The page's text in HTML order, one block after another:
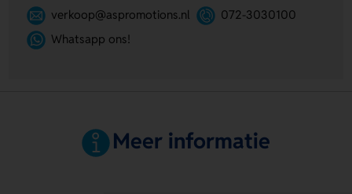
verkoop@aspromotions.nl
072-3030100
Whatsapp ons!
Meer informatie